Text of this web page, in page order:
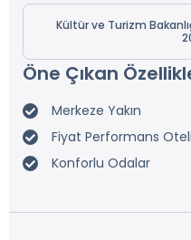
Kültür ve Turizm
Öne Çıkan
Merkeze Yakın
Fiyat Performans Oteli
Konforlu Odalar